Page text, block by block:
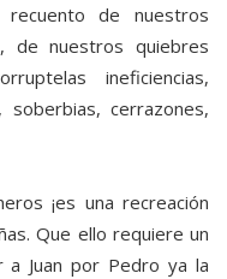
recuento de nuestros
de nuestros quiebres
ineficiencias,
soberbias, cerrazones,
¡es una recreación
Que ello requiere un
Juan por Pedro ya la